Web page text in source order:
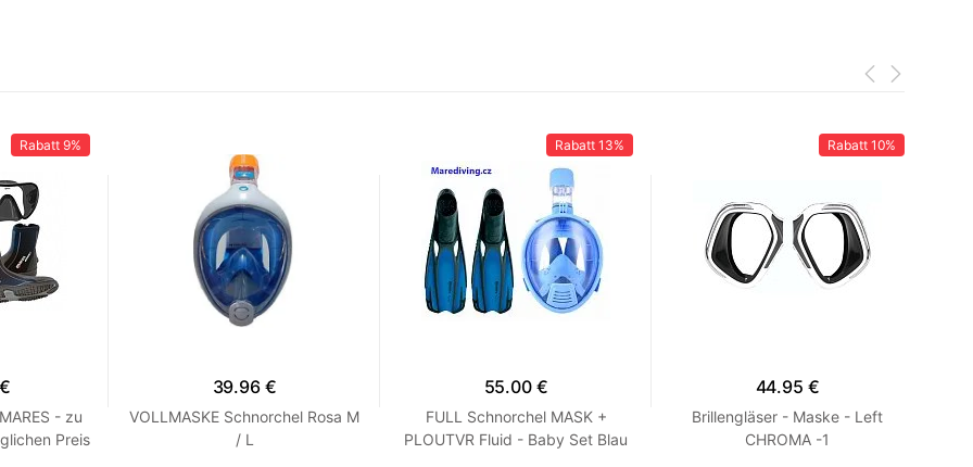
Rabatt 9%
- zu
Preis
39.96 €
VOLLMASKE Schnorchel Rosa M
/ L
Rabatt 13%
55.00 €
FULL Schnorchel MASK +
PLOUTVR Fluid - Baby Set Blau
Rabatt 10%
44.95 €
Brillengläser - Maske - Left
CHROMA -1